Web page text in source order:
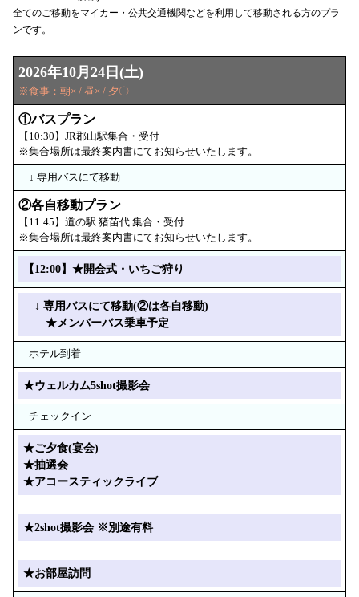
全てのご移動をマイカー・公共交通機関などを利用して移動される方のプラ
ンです。
2026年10月24日(土)
※食事：朝× / 昼× / 夕〇
①バスプラン
【10:30】JR郡山駅集合・受付
※集合場所は最終案内書にてお知らせいたします。
↓ 専用バスにて移動
②各自移動プラン
【11:45】道の駅 猪苗代 集合・受付
※集合場所は最終案内書にてお知らせいたします。
【12:00】★開会式・いちご狩り
↓ 専用バスにて移動(②は各自移動)
★メンバーバス乗車予定
ホテル到着
★ウェルカム5shot撮影会
チェックイン
★ご夕食(宴会)
★抽選会
★アコースティックライブ
★2shot撮影会 ※別途有料
★お部屋訪問